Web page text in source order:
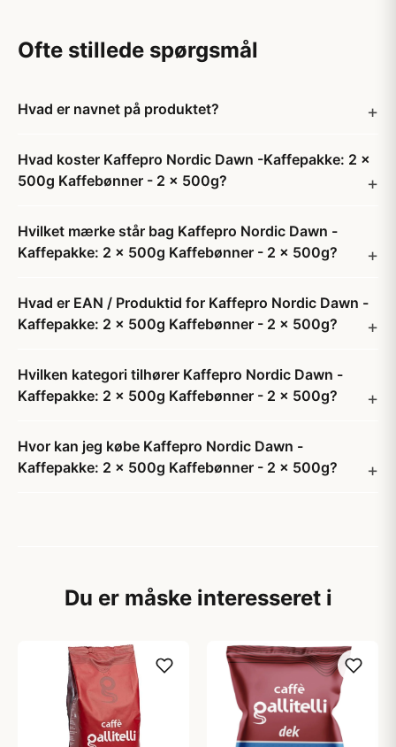
Ofte stillede spørgsmål
Hvad er navnet på produktet?
Hvad koster Kaffepro Nordic Dawn -Kaffepakke: 2 x
500g Kaffebønner - 2 x 500g?
Hvilket mærke står bag Kaffepro Nordic Dawn -
Kaffepakke: 2 x 500g Kaffebønner - 2 x 500g?
Hvad er EAN / Produktid for Kaffepro Nordic Dawn -
Kaffepakke: 2 x 500g Kaffebønner - 2 x 500g?
Hvilken kategori tilhører Kaffepro Nordic Dawn -
Kaffepakke: 2 x 500g Kaffebønner - 2 x 500g?
Hvor kan jeg købe Kaffepro Nordic Dawn -
Kaffepakke: 2 x 500g Kaffebønner - 2 x 500g?
Du er måske interesseret i